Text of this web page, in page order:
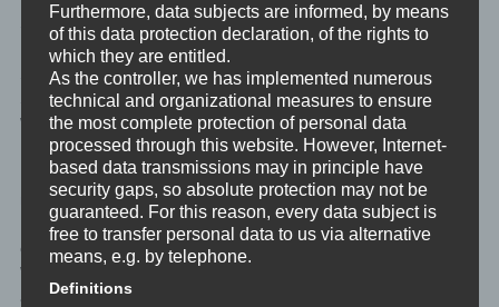
Sattvige Schüler
Sattvige Schüler schaffen bereits früh ihre Leidenschaft für die
Sache zu kontrollieren, und können damit einfach zwischen der
Wahrheit und der unwirklichen Illusion unterscheiden.
Der sattvige Schüler hat auch akzeptiert, dass es keine
magische Formel für die Selbsterkenntnis gibt, es keine „Instant-
Erleuchtung“ oder „Kundalinierweckung im fünf Minuten“ gibt,
oder ein erhöhtes Geistwesen in ihm tiefenpsychologische
Wunder vollbringt. Vielmehr weiß er, dass er an sich selbst
arbeiten darf, und alles Nötige schon vorhanden ist. Er lebt
Furthermore, data subjects are informed, by means
of this data protection declaration, of the rights to
which they are entitled.
As the controller, we has implemented numerous
technical and organizational measures to ensure
the most complete protection of personal data
processed through this website. However, Internet-
based data transmissions may in principle have
security gaps, so absolute protection may not be
guaranteed. For this reason, every data subject is
free to transfer personal data to us via alternative
means, e.g. by telephone.
Definitions